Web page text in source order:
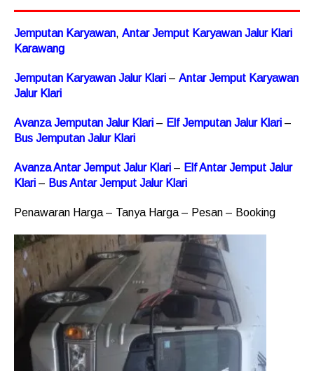
Jemputan Karyawan, Antar Jemput Karyawan Jalur Klari
Karawang
Jemputan Karyawan Jalur Klari – Antar Jemput Karyawan
Jalur Klari
Avanza Jemputan Jalur Klari – Elf Jemputan Jalur Klari –
Bus Jemputan Jalur Klari
Avanza Antar Jemput Jalur Klari – Elf Antar Jemput Jalur
Klari – Bus Antar Jemput Jalur Klari
Penawaran Harga – Tanya Harga – Pesan – Booking